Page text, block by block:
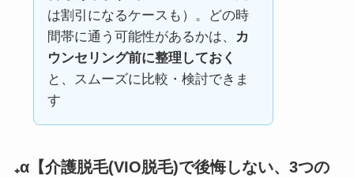
は割引になるケースも）。どの時
間帯に通う可能性があるかは、
カ
ウンセリング前に整理しておく
と、スムーズに比較・検討できま
す
₊α【介護脱毛(VIO脱毛)で後悔しない、3つの